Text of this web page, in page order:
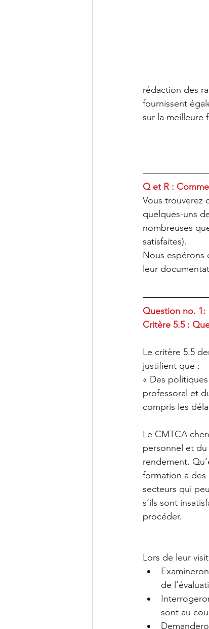
rédaction des
fournissent
sur la meilleure
Q et R :
Vous trouverez
quelques-uns
nombreuses
satisfaites).
Nous espérons
leur
Question no. 1:
Critère 5.5 :
Le critère 5.5
justifient que :
« Des
professoral et
compris les
Le CMTCA
personnel et
rendement.
formation a
secteurs qui
s’ils sont
procéder.
Lors de leur
de
sont au